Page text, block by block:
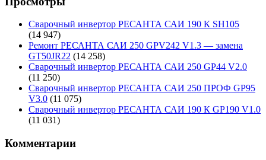
Сварочный инвертор РЕСАНТА САИ 190 К SH105
(14 947)
Ремонт РЕСАНТА САИ 250 GPV242 V1.3 — замена
GT50JR22 (14 258)
Сварочный инвертор РЕСАНТА САИ 250 GP44 V2.0
(11 250)
Сварочный инвертор РЕСАНТА САИ 250 ПРОФ GP95
V3.0 (11 075)
Сварочный инвертор РЕСАНТА САИ 190 К GP190 V1.0
(11 031)
Комментарии